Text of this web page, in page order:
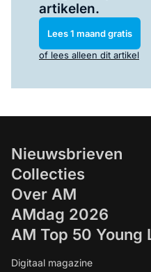
artikelen.
Lees 1 maand gratis
of lees alleen dit artikel
Nieuwsbrieven
Collecties
Over AM
AMdag 2026
AM Top 50 Young
Digitaal magazine